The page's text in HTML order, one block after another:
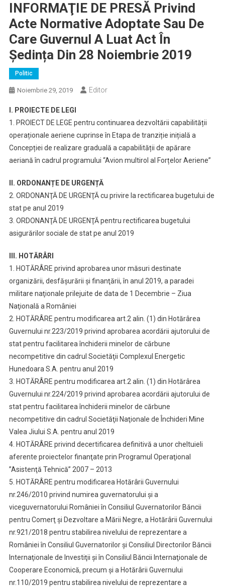
INFORMAŢIE DE PRESĂ Privind
Acte Normative Adoptate Sau De
Care Guvernul A Luat Act În
Ședința Din 28 Noiembrie 2019
Politic
Noiembrie 29, 2019 Editor
I. PROIECTE DE LEGI
1. PROIECT DE LEGE pentru continuarea dezvoltării capabilității
operaționale aeriene cuprinse în Etapa de tranziție inițială a
Concepției de realizare graduală a capabilității de apărare
aeriană în cadrul programului “Avion multirol al Forțelor Aeriene”
II. ORDONANȚE DE URGENȚĂ
2. ORDONANŢĂ DE URGENŢĂ cu privire la rectificarea bugetului de
stat pe anul 2019
3. ORDONANŢĂ DE URGENŢĂ pentru rectificarea bugetului
asigurărilor sociale de stat pe anul 2019
III. HOTĂRÂRI
1. HOTĂRÂRE privind aprobarea unor măsuri destinate
organizării, desfăşurării şi finanţării, în anul 2019, a paradei
militare naţionale prilejuite de data de 1 Decembrie – Ziua
Naţională a României
2. HOTĂRÂRE pentru modificarea art.2 alin. (1) din Hotărârea
Guvernului nr.223/2019 privind aprobarea acordării ajutorului de
stat pentru facilitarea închiderii minelor de cărbune
necompetitive din cadrul Societăţii Complexul Energetic
Hunedoara S.A. pentru anul 2019
3. HOTĂRÂRE pentru modificarea art.2 alin. (1) din Hotărârea
Guvernului nr.224/2019 privind aprobarea acordării ajutorului de
stat pentru facilitarea închiderii minelor de cărbune
necompetitive din cadrul Societăţii Naţionale de Închideri Mine
Valea Jiului S.A. pentru anul 2019
4. HOTĂRÂRE privind decertificarea definitivă a unor cheltuieli
aferente proiectelor finanţate prin Programul Operaţional
”Asistenţă Tehnică” 2007 – 2013
5. HOTĂRÂRE pentru modificarea Hotărârii Guvernului
nr.246/2010 privind numirea guvernatorului şi a
viceguvernatorului României în Consiliul Guvernatorilor Băncii
pentru Comerţ şi Dezvoltare a Mării Negre, a Hotărârii Guvernului
nr.921/2018 pentru stabilirea nivelului de reprezentare a
României în Consiliul Guvernatorilor şi Consiliul Directorilor Băncii
Internaţionale de Investiţii şi în Consiliul Băncii Internaţionale de
Cooperare Economică, precum şi a Hotărârii Guvernului
nr.110/2019 pentru stabilirea nivelului de reprezentare a